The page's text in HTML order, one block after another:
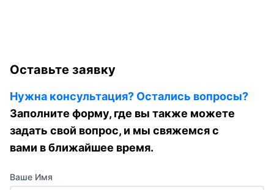
Оставьте заявку
Нужна консультация? Остались вопросы?
Заполните форму, где вы также можете
задать свой вопрос, и мы свяжемся с
вами в ближайшее время.
Ваше Имя